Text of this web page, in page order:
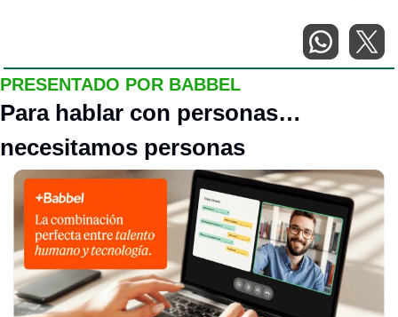
PRESENTADO POR BABBEL
Para hablar con personas…
necesitamos personas